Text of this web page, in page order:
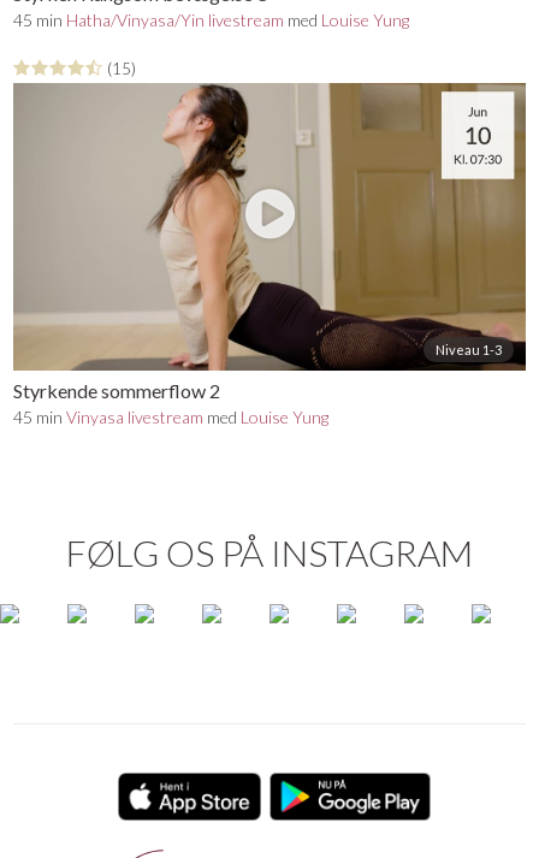
45 min Hatha/Vinyasa/Yin livestream med Louise Yung
(15)
Niveau 1-3
Styrkende sommerflow 2
45 minVinyasa livestream med Louise Yung
FØLG OS PÅ INSTAGRAM